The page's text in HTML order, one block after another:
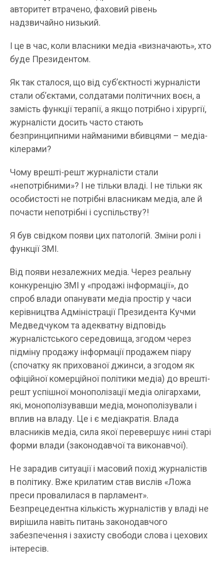
авторитет втрачено, фаховий рівень
надзвичайно низький.
І це в час, коли власники медіа «визначають», хто
буде Президентом.
Як так сталося, що від суб’єктності журналісти
стали об’єктами, солдатами політичних воєн, а
замість функції терапії, а якщо потрібно і хірургії,
журналісти досить часто стають
безпринципними найманими вбивцями – медіа-
кілерами?
Чому врешті-решт журналісти стали
«непотрібними»? І не тільки владі. І не тільки як
особистості не потрібні власникам медіа, але й
почасти непотрібні і суспільству?!
Я був свідком появи цих патологій. Зміни ролі і
функції ЗМІ.
Від появи незалежних медіа. Через реальну
конкуренцію ЗМІ у «продажі інформації», до
спроб влади опанувати медіа простір у часи
керівництва Адміністрації Президента Кучми
Медведчуком та адекватну відповідь
журналістського середовища, згодом через
підміну продажу інформації продажем піару
(спочатку як прихованої джинси, а згодом як
офіційної комерційної політики медіа) до врешті-
решт успішної монополізації медіа олігархами,
які, монополізувавши медіа, монополізували і
вплив на владу. Це і є медіакратія. Влада
власників медіа, сила якої перевершує нині старі
форми влади (законодавчої та виконавчої).
Не зарадив ситуації і масовий похід журналістів
в політику. Вже крилатим став вислів «Ложа
преси провалилася в парламент».
Безпрецедентна кількість журналістів у владі не
вирішила навіть питань законодавчого
забезпечення і захисту свободи слова і цехових
інтересів.